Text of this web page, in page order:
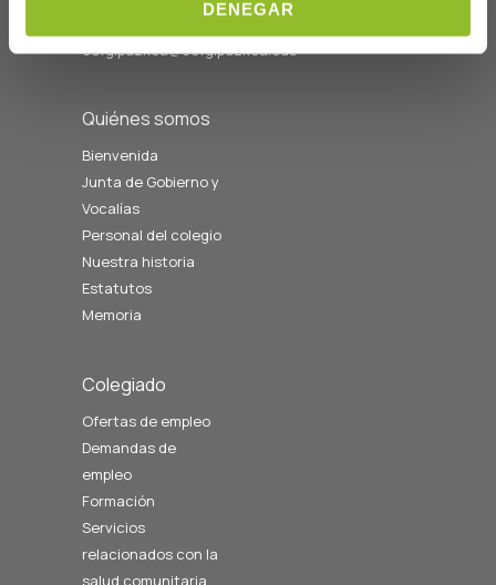
DENEGAR
cofgipuzkoa@cofgipuzkoa.eus
Quiénes somos
Bienvenida
Junta de Gobierno y
Vocalías
Personal del colegio
Nuestra historia
Estatutos
Memoria
Colegiado
Ofertas de empleo
Demandas de
empleo
Formación
Servicios
relacionados con la
salud comunitaria